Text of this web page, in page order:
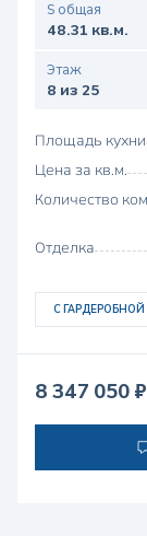
S общая
48.31 кв.м.
Этаж
8 из 25
Площадь кухни
Цена за кв.м.
Количество
Отделка
С ГАРДЕРОБНОЙ
8 347 050 ₽